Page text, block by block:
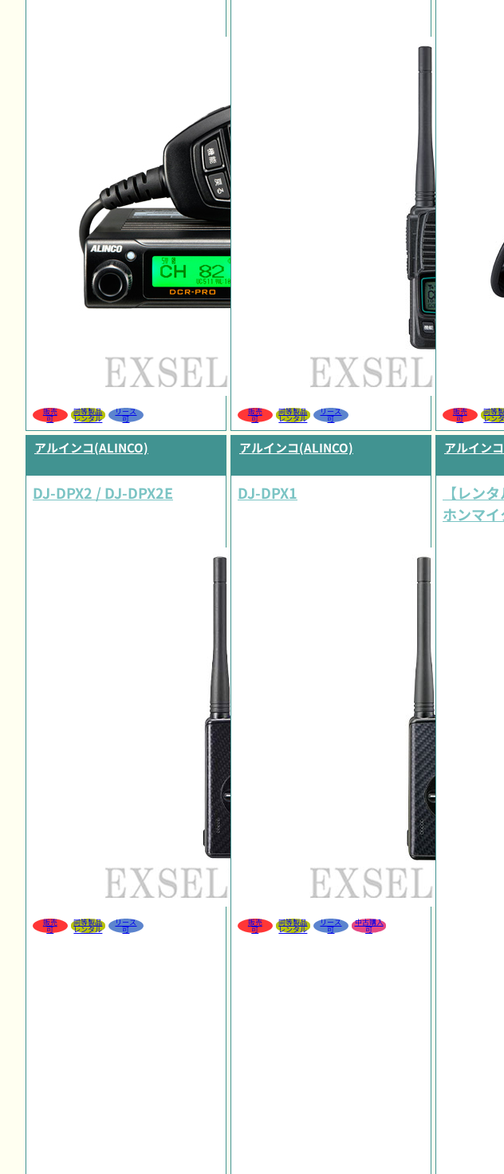
販売
可
同等製品
レンタル
リース
可
販売
可
同等製品
レンタル
リース
可
販売
可
同等
レン
アルインコ(ALINCO)
DJ-DPX2 / DJ-DPX2E
販売
可
同等製品
レンタル
リース
可
アルインコ(ALINCO)
DJ-DPX1
販売
可
同等製品
レンタル
リース
可
中古購入
可
アルイン
【レン
ホンマ